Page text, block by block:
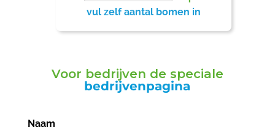
vul zelf aantal bomen in
Voor bedrijven de speciale
bedrijvenpagina
Naam